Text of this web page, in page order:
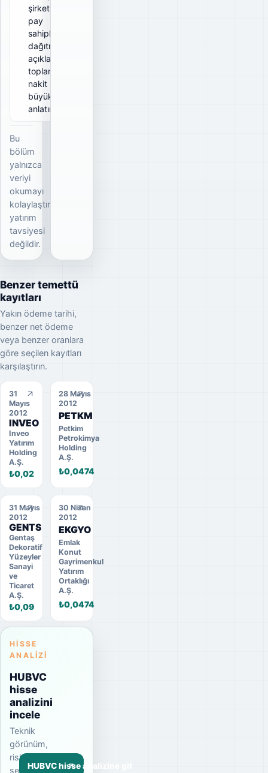
şirketin tüm
pay
sahiplerine
dağıtmayı
açıkladığı
toplam brüt
nakit
büyüklüğünü
anlatır.
Bu
bölüm
yalnızca
veriyi
okumayı
kolaylaştırır;
yatırım
tavsiyesi
değildir.
Benzer temettü
kayıtları
Yakın ödeme tarihi,
benzer net ödeme
veya benzer oranlara
göre seçilen kayıtları
karşılaştırın.
31
Mayıs
2012
INVEO
Inveo
Yatırım
Holding
A.Ş.
₺0,02
28 Mayıs
2012
PETKM
Petkim
Petrokimya
Holding
A.Ş.
₺0,0474
31 Mayıs
2012
GENTS
Gentaş
Dekoratif
Yüzeyler
Sanayi
ve
Ticaret
A.Ş.
₺0,09
30 Nisan
2012
EKGYO
Emlak
Konut
Gayrimenkul
Yatırım
Ortaklığı
A.Ş.
₺0,0474
HISSE
ANALIZI
HUBVC
hisse
analizini
incele
Teknik
görünüm,
risk
seviyesi,HUBVC hisse analizine git